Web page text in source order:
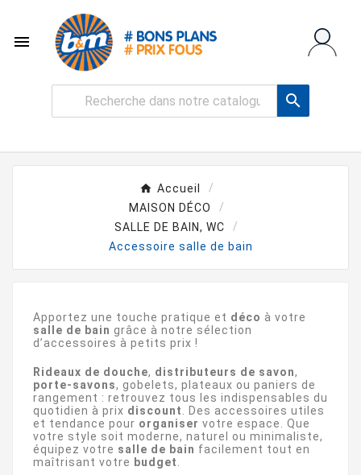


Accueil
MAISON DÉCO
SALLE DE BAIN, WC
Accessoire salle de bain
Apportez une touche pratique et déco à votre
salle de bain grâce à notre sélection
d’accessoires à petits prix !
Rideaux de douche, distributeurs de savon,
porte-savons, gobelets, plateaux ou paniers de
rangement : retrouvez tous les indispensables du
quotidien à prix discount
. Des accessoires utiles
et tendance pour organiser votre espace. Que
votre style soit moderne, naturel ou minimaliste,
équipez votre salle de bain facilement tout en
maîtrisant votre budget